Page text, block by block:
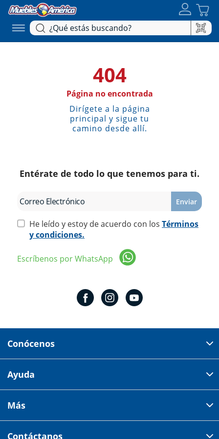
404
Página no encontrada
Dirígete a la página
principal y sigue tu
camino desde allí.
Entérate de todo lo que tenemos para ti.
Enviar
He leído y estoy de acuerdo con los Términos
y condiciones.
Escríbenos por WhatsApp
Conócenos
Av 18 de marzo # 309. Colonia la Nogalera.
Tiendas
Ayuda
Centro de ayuda
Más
Contáctanos